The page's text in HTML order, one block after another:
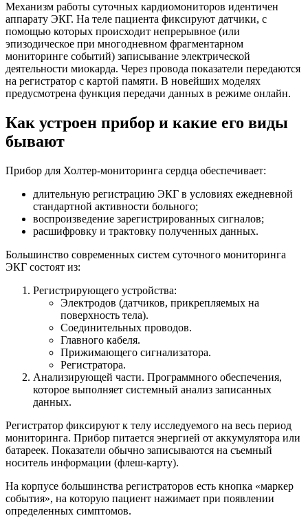
Механизм работы суточных кардиомониторов идентичен
аппарату ЭКГ. На теле пациента фиксируют датчики, с
помощью которых происходит непрерывное (или
эпизодическое при многодневном фрагментарном
мониторинге событий) записывание электрической
деятельности миокарда. Через провода показатели передаются
на регистратор с картой памяти. В новейших моделях
предусмотрена функция передачи данных в режиме онлайн.
Как устроен прибор и какие его виды
бывают
Прибор для Холтер-мониторинга сердца обеспечивает:
длительную регистрацию ЭКГ в условиях ежедневной
стандартной активности больного;
воспроизведение зарегистрированных сигналов;
расшифровку и трактовку полученных данных.
Большинство современных систем суточного мониторинга
ЭКГ состоят из:
Регистрирующего устройства:
Электродов (датчиков, прикрепляемых на
поверхность тела).
Соединительных проводов.
Главного кабеля.
Прижимающего сигнализатора.
Регистратора.
Анализирующей части. Программного обеспечения,
которое выполняет системный анализ записанных
данных.
Регистратор фиксируют к телу исследуемого на весь период
мониторинга. Прибор питается энергией от аккумулятора или
батареек. Показатели обычно записываются на съемный
носитель информации (флеш-карту).
На корпусе большинства регистраторов есть кнопка «маркер
события», на которую пациент нажимает при появлении
определенных симптомов.